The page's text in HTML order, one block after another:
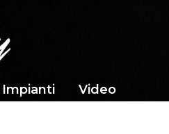
Impianti Video